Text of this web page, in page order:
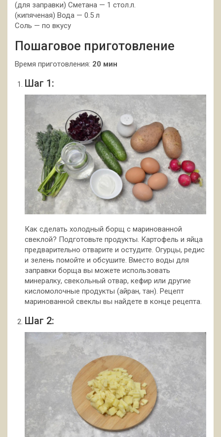
(для заправки) Сметана — 1 стол.л.
(кипяченая) Вода — 0.5 л
Соль — по вкусу
Пошаговое приготовление
Время приготовления: 20 мин
Шаг 1:
Как сделать холодный борщ с маринованной
свеклой? Подготовьте продукты. Картофель и яйца
предварительно отварите и остудите. Огурцы, редис
и зелень помойте и обсушите. Вместо воды для
заправки борща вы можете использовать
минералку, свекольный отвар, кефир или другие
кисломолочные продукты (айран, тан). Рецепт
маринованной свеклы вы найдете в конце рецепта.
Шаг 2: